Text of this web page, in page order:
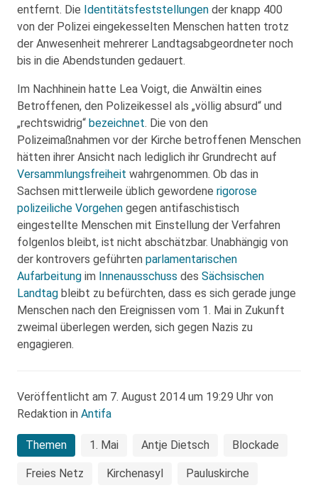
entfernt. Die Identitätsfeststellungen der knapp 400
von der Polizei eingekesselten Menschen hatten trotz
der Anwesenheit mehrerer Landtagsabgeordneter noch
bis in die Abendstunden gedauert.
Im Nachhinein hatte Lea Voigt, die Anwältin eines
Betroffenen, den Polizeikessel als „völlig absurd“ und
„rechtswidrig“ bezeichnet. Die von den
Polizeimaßnahmen vor der Kirche betroffenen Menschen
hätten ihrer Ansicht nach lediglich ihr Grundrecht auf
Versammlungsfreiheit wahrgenommen. Ob das in
Sachsen mittlerweile üblich gewordene rigorose
polizeiliche Vorgehen gegen antifaschistisch
eingestellte Menschen mit Einstellung der Verfahren
folgenlos bleibt, ist nicht abschätzbar. Unabhängig von
der kontrovers geführten parlamentarischen
Aufarbeitung im Innenausschuss des Sächsischen
Landtag bleibt zu befürchten, dass es sich gerade junge
Menschen nach den Ereignissen vom 1. Mai in Zukunft
zweimal überlegen werden, sich gegen Nazis zu
engagieren.
Veröffentlicht am 7. August 2014 um 19:29 Uhr von
Redaktion in Antifa
Themen 1. Mai Antje Dietsch Blockade
Freies Netz Kirchenasyl Pauluskirche